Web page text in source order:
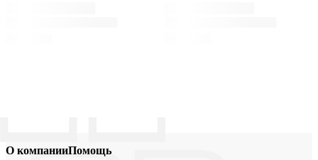
О компанииПомощь